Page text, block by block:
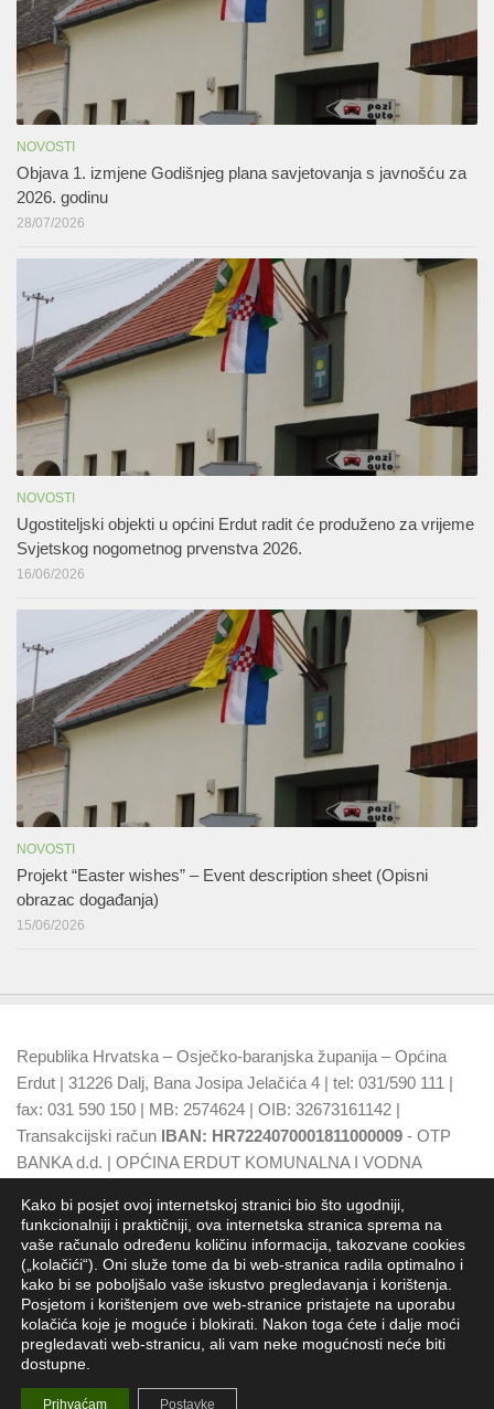
NOVOSTI
Objava 1. izmjene Godišnjeg plana savjetovanja s javnošću za
2026. godinu
28/07/2026
NOVOSTI
Ugostiteljski objekti u općini Erdut radit će produženo za vrijeme
Svjetskog nogometnog prvenstva 2026.
16/06/2026
NOVOSTI
Projekt “Easter wishes” – Event description sheet (Opisni
obrazac događanja)
15/06/2026
Republika Hrvatska – Osječko-baranjska županija – Općina
Erdut | 31226 Dalj, Bana Josipa Jelačića 4 | tel: 031/590 111 |
fax: 031 590 150 | MB: 2574624 | OIB: 32673161142 |
Transakcijski račun IBAN: HR7224070001811000009 - OTP
BANKA d.d. | OPĆINA ERDUT KOMUNALNA I VODNA
d.d.
Općina Erdut - Jedinica lokalne samouprave RH
Kako bi posjet ovoj internetskoj stranici bio što ugodniji,
funkcionalniji i praktičniji, ova internetska stranica sprema na
vaše računalo određenu količinu informacija, takozvane cookies
(„kolačići“). Oni služe tome da bi web-stranica radila optimalno i
kako bi se poboljšalo vaše iskustvo pregledavanja i korištenja.
Posjetom i korištenjem ove web-stranice pristajete na uporabu
kolačića koje je moguće i blokirati. Nakon toga ćete i dalje moći
pregledavati web-stranicu, ali vam neke mogućnosti neće biti
dostupne.
Prihvaćam Postavke